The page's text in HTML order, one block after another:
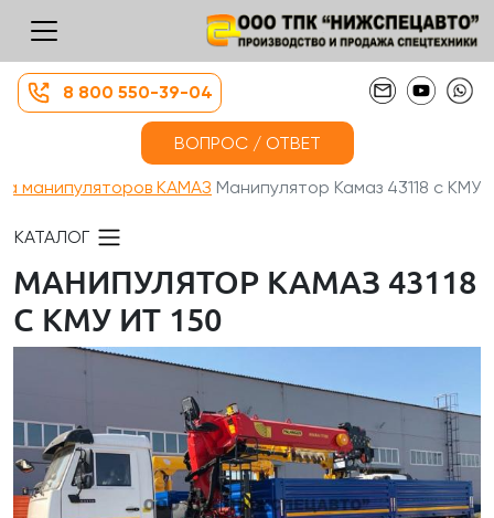
8 800 550-39-04
ВОПРОС / ОТВЕТ
манипуляторов КАМАЗ Манипулятор Камаз 43118 с КМУ ...
КАТАЛОГ
МАНИПУЛЯТОР КАМАЗ 43118
С КМУ ИТ 150